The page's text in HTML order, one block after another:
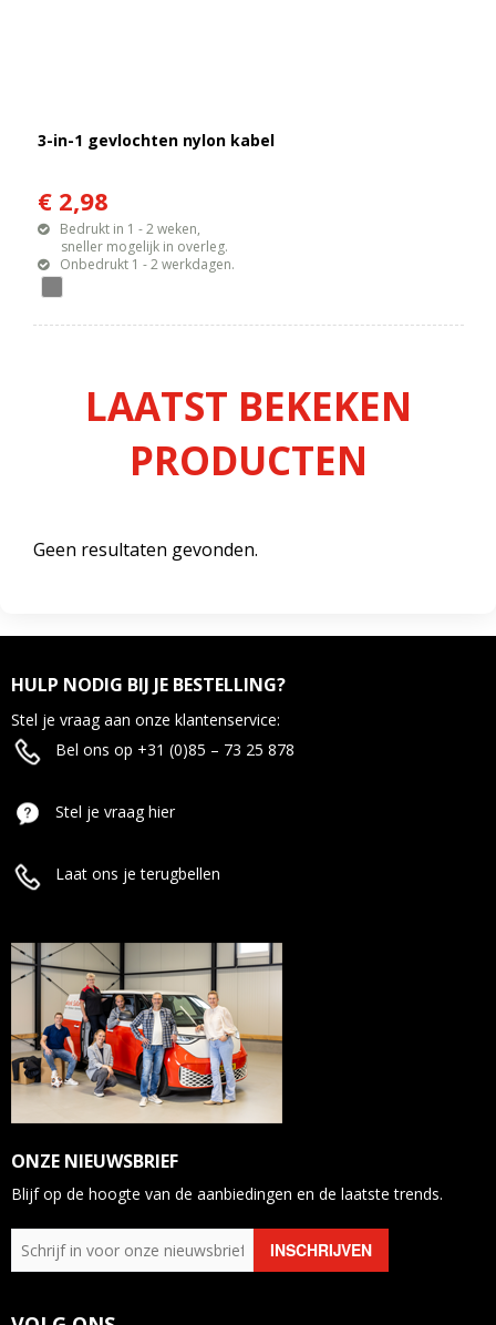
3-in-1 gevlochten nylon kabel
€ 2,98
Bedrukt in 1 - 2 weken,
sneller mogelijk in overleg.
Onbedrukt 1 - 2 werkdagen.
LAATST BEKEKEN
PRODUCTEN
Geen resultaten gevonden.
HULP NODIG BIJ JE BESTELLING?
Stel je vraag aan onze klantenservice:
Bel ons op +31 (0)85 – 73 25 878
Stel je vraag hier
Laat ons je terugbellen
ONZE NIEUWSBRIEF
Blijf op de hoogte van de aanbiedingen en de laatste trends.